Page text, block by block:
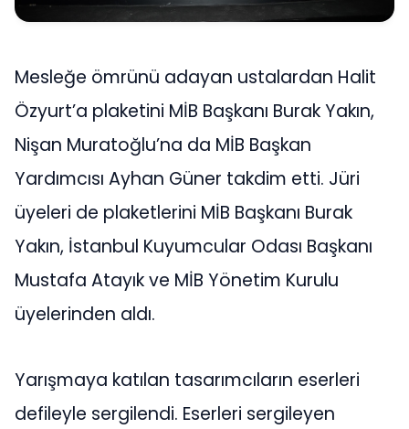
Mesleğe ömrünü adayan ustalardan Halit
Özyurt’a plaketini MİB Başkanı Burak Yakın,
Nişan Muratoğlu’na da MİB Başkan
Yardımcısı Ayhan Güner takdim etti. Jüri
üyeleri de plaketlerini MİB Başkanı Burak
Yakın, İstanbul Kuyumcular Odası Başkanı
Mustafa Atayık ve MİB Yönetim Kurulu
üyelerinden aldı.
Yarışmaya katılan tasarımcıların eserleri
defileyle sergilendi. Eserleri sergileyen